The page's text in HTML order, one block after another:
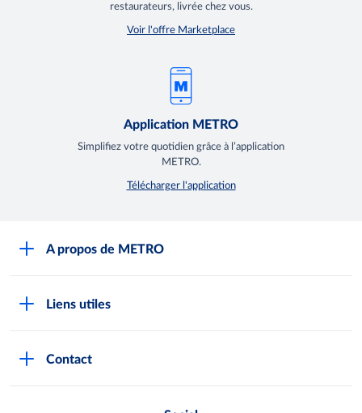
restaurateurs, livrée chez vous.
Voir l'offre Marketplace
Application METRO
Simplifiez votre quotidien grâce à l’application
METRO.
Télécharger l'application
A propos de METRO
Nos producteurs locaux
Liens utiles
Contact